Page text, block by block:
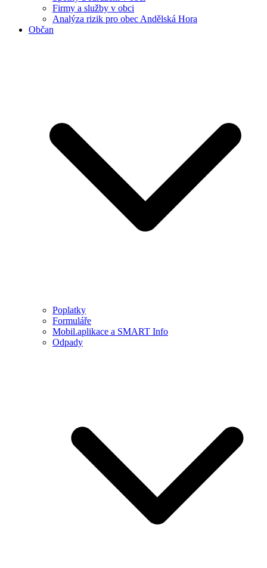
Firmy a služby v obci
Analýza rizik pro obec Andělská Hora
Občan
Poplatky
Formuláře
Mobil.aplikace a SMART Info
Odpady